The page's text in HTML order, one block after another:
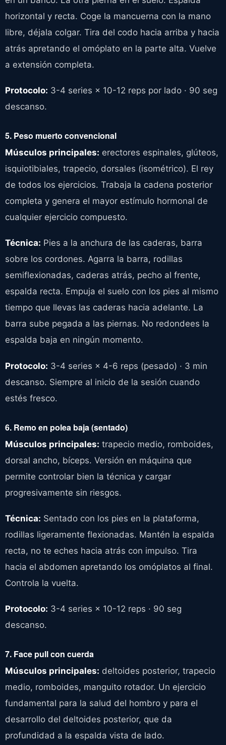
horizontal y recta. Coge la mancuerna con la mano
libre, déjala colgar. Tira del codo hacia arriba y hacia
atrás apretando el omóplato en la parte alta. Vuelve
a extensión completa.
Protocolo: 3-4 series × 10-12 reps por lado · 90 seg
descanso.
5. Peso muerto convencional
Músculos principales: erectores espinales, glúteos,
isquiotibiales, trapecio, dorsales (isométrico). El rey
de todos los ejercicios. Trabaja la cadena posterior
completa y genera el mayor estímulo hormonal de
cualquier ejercicio compuesto.
Técnica: Pies a la anchura de las caderas, barra
sobre los cordones. Agarra la barra, rodillas
semiflexionadas, caderas atrás, pecho al frente,
espalda recta. Empuja el suelo con los pies al mismo
tiempo que llevas las caderas hacia adelante. La
barra sube pegada a las piernas. No redondees la
espalda baja en ningún momento.
Protocolo: 3-4 series × 4-6 reps (pesado) · 3 min
descanso. Siempre al inicio de la sesión cuando
estés fresco.
6. Remo en polea baja (sentado)
Músculos principales: trapecio medio, romboides,
dorsal ancho, bíceps. Versión en máquina que
permite controlar bien la técnica y cargar
progresivamente sin riesgos.
Técnica: Sentado con los pies en la plataforma,
rodillas ligeramente flexionadas. Mantén la espalda
recta, no te eches hacia atrás con impulso. Tira
hacia el abdomen apretando los omóplatos al final.
Controla la vuelta.
Protocolo: 3-4 series × 10-12 reps · 90 seg
descanso.
7. Face pull con cuerda
Músculos principales: deltoides posterior, trapecio
medio, romboides, manguito rotador. Un ejercicio
fundamental para la salud del hombro y para el
desarrollo del deltoides posterior, que da
profundidad a la espalda vista de lado.